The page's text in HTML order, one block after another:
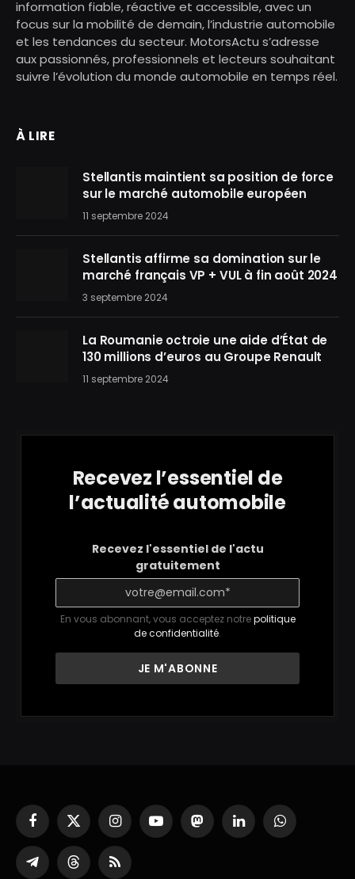
information fiable, réactive et accessible, avec un
focus sur la mobilité de demain, l’industrie automobile
et les tendances du secteur. MotorsActu s’adresse
aux passionnés, professionnels et lecteurs souhaitant
suivre l’évolution du monde automobile en temps réel.
À LIRE
Stellantis maintient sa position de force
sur le marché automobile européen
11 septembre 2024
Stellantis affirme sa domination sur le
marché français VP + VUL à fin août 2024
3 septembre 2024
La Roumanie octroie une aide d’État de
130 millions d’euros au Groupe Renault
11 septembre 2024
Recevez l’essentiel de
l’actualité automobile
Recevez l'essentiel de l'actu
gratuitement
En vous abonnant, vous acceptez notrepolitique
de confidentialité.
Facebook
X
(Twitter)
InstagramYouTubeMastodonLinkedInWhatsApp
PartagerThreadsRSS